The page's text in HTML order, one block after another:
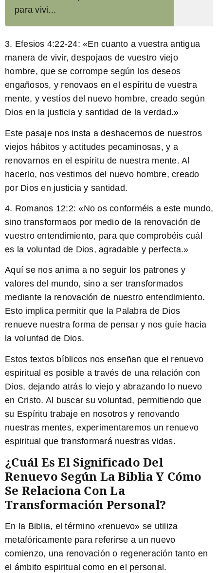
para vivi...
3. Efesios 4:22-24: «En cuanto a vuestra antigua
manera de vivir, despojaos de vuestro viejo
hombre, que se corrompe según los deseos
engañosos, y renovaos en el espíritu de vuestra
mente, y vestíos del nuevo hombre, creado según
Dios en la justicia y santidad de la verdad.»
Este pasaje nos insta a deshacernos de nuestros
viejos hábitos y actitudes pecaminosas, y a
renovarnos en el espíritu de nuestra mente. Al
hacerlo, nos vestimos del nuevo hombre, creado
por Dios en justicia y santidad.
4. Romanos 12:2: «No os conforméis a este mundo,
sino transformaos por medio de la renovación de
vuestro entendimiento, para que comprobéis cuál
es la voluntad de Dios, agradable y perfecta.»
Aquí se nos anima a no seguir los patrones y
valores del mundo, sino a ser transformados
mediante la renovación de nuestro entendimiento.
Esto implica permitir que la Palabra de Dios
renueve nuestra forma de pensar y nos guíe hacia
la voluntad de Dios.
Estos textos bíblicos nos enseñan que el renuevo
espiritual es posible a través de una relación con
Dios, dejando atrás lo viejo y abrazando lo nuevo
en Cristo. Al buscar su voluntad, permitiendo que
su Espíritu trabaje en nosotros y renovando
nuestras mentes, experimentaremos un renuevo
espiritual que transformará nuestras vidas.
¿Cuál Es El Significado Del
Renuevo Según La Biblia Y Cómo
Se Relaciona Con La
Transformación Personal?
En la Biblia, el término «renuevo» se utiliza
metafóricamente para referirse a un nuevo
comienzo, una renovación o regeneración tanto en
el ámbito espiritual como en el personal.